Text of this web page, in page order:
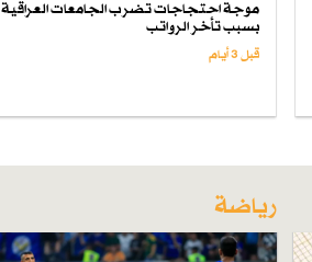
موجة احتجاجات تضرب الجامعات العراقية
بسبب تأخر الرواتب
قبل 3 أيام
رياضة